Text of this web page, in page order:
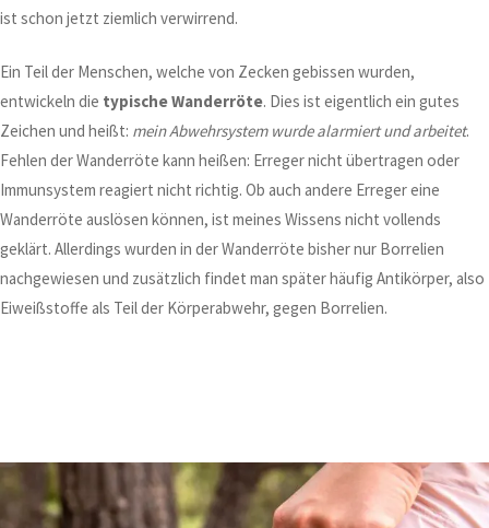
ist schon jetzt ziemlich verwirrend.
Ein Teil der Menschen, welche von Zecken gebissen wurden,
entwickeln die typische Wanderröte. Dies ist eigentlich ein gutes
Zeichen und heißt: mein Abwehrsystem wurde alarmiert und arbeitet.
Fehlen der Wanderröte kann heißen: Erreger nicht übertragen oder
Immunsystem reagiert nicht richtig. Ob auch andere Erreger eine
Wanderröte auslösen können, ist meines Wissens nicht vollends
geklärt. Allerdings wurden in der Wanderröte bisher nur Borrelien
nachgewiesen und zusätzlich findet man später häufig Antikörper, also
Eiweißstoffe als Teil der Körperabwehr, gegen Borrelien.